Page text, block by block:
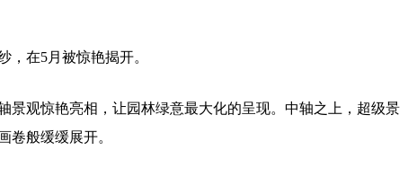
，在5月被惊艳揭开。
景观惊艳亮相，让园林绿意最大化的呈现。中轴之上，超级景
卷般缓缓展开。